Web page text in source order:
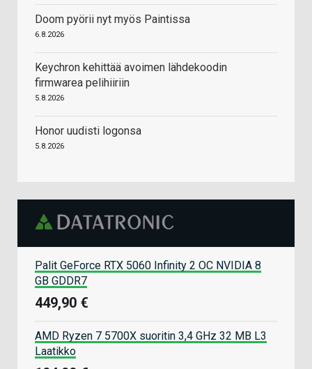
Doom pyörii nyt myös Paintissa
6.8.2026
Keychron kehittää avoimen lähdekoodin
firmwarea pelihiiriin
5.8.2026
Honor uudisti logonsa
5.8.2026
Palit GeForce RTX 5060 Infinity 2 OC NVIDIA 8
GB GDDR7
449,90 €
AMD Ryzen 7 5700X suoritin 3,4 GHz 32 MB L3
Laatikko